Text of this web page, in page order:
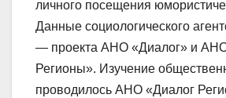
личного посещения
Данные социологического
— проекта АНО «Диалог» и
Регионы». Изучение
проводилось АНО «Диалог